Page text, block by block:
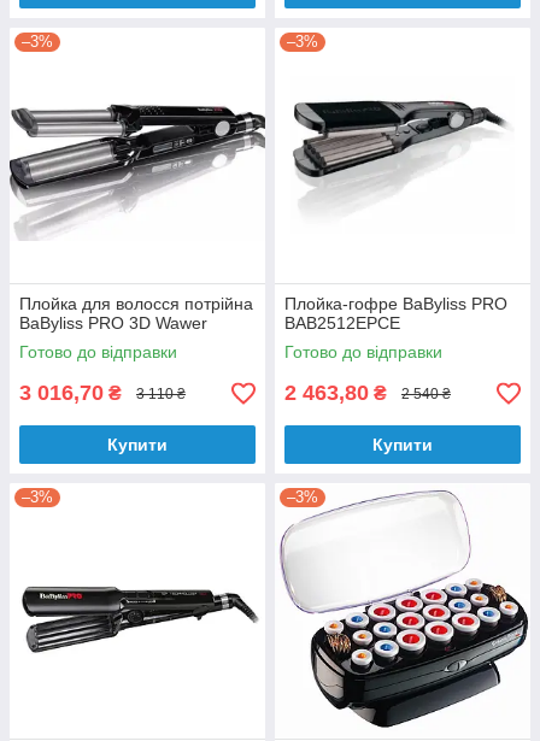
–3%
Плойка для волосся потрійна
BaByliss PRO 3D Wawer
Готово до відправки
3 016,70 ₴ 3 110 ₴
Купити
–3%
Плойка-гофре BaByliss PRO
BAB2512EPCE
Готово до відправки
2 463,80 ₴ 2 540 ₴
Купити
–3% –3%